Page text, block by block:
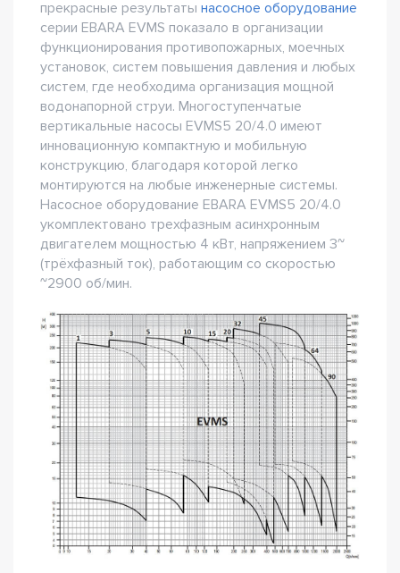
прекрасные результаты насосное оборудование
серии EBARA EVMS показало в организации
функционирования противопожарных, моечных
установок, систем повышения давления и любых
систем, где необходима организация мощной
водонапорной струи. Многоступенчатые
вертикальные насосы EVMS5 20/4.0 имеют
инновационную компактную и мобильную
конструкцию, благодаря которой легко
монтируются на любые инженерные системы.
Насосное оборудование EBARA EVMS5 20/4.0
укомплектовано трехфазным асинхронным
двигателем мощностью 4 кВт, напряжением 3~
(трёхфазный ток), работающим со скоростью
~2900 об/мин.